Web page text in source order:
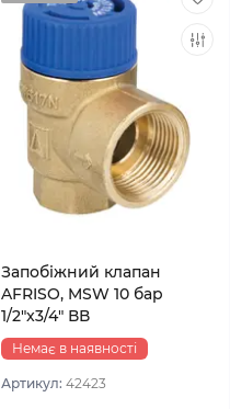
Запобіжний клапан
AFRISO, MSW 10 бар
1/2"x3/4" ВВ
Немає в наявності
Артикул: 42423